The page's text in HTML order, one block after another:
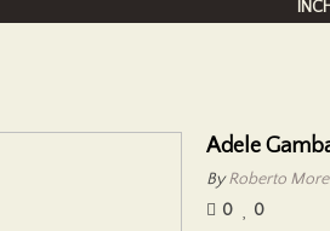
Adele
ByRoberto
0
0